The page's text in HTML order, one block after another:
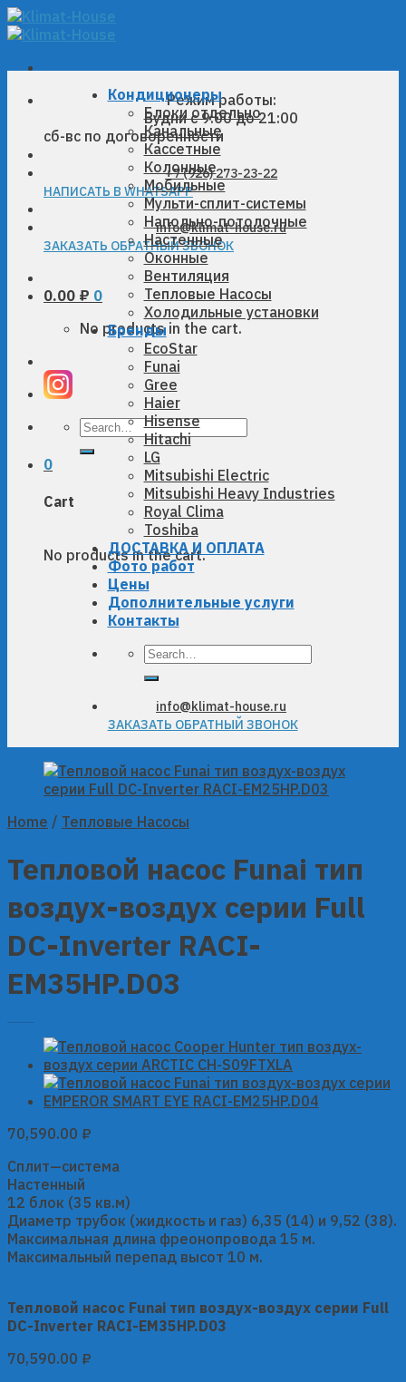
Skip
to
Режим работы:
Будни с 9:00 до 21:00
сб-вс по договоренности
+7 (926) 273-23-22
НАПИСАТЬ В WHATSAPP
info@klimat-house.ru
ЗАКАЗАТЬ ОБРАТНЫЙ ЗВОНОК
0.00 ₽ 0
No products in the cart.
Search
0
Cart
No products in the cart.
Кондиционеры
Блоки отдельно
Канальные
Кассетные
Колонные
Мобильные
Мульти-сплит-системы
Напольно-потолочные
Настенные
Оконные
Вентиляция
Тепловые Насосы
Холодильные установки
Бренды
EcoStar
Funai
Gree
Haier
Hisense
Hitachi
LG
Mitsubishi Electric
Mitsubishi Heavy Industries
Royal Clima
Toshiba
ДОСТАВКА И ОПЛАТА
Фото работ
Цены
Дополнительные услуги
Контакты
Search
info@klimat-house.ru
ЗАКАЗАТЬ ОБРАТНЫЙ ЗВОНОК
Home / Тепловые Насосы
Тепловой насос Funai тип
воздух-воздух серии Full
DC-Inverter RACI-
EM35HP.D03
70,590.00 ₽
Сплит—система
Настенный
12 блок (35 кв.м)
Диаметр трубок (жидкость и газ) 6,35 (14) и 9,52 (38).
Максимальная длина фреонопровода 15 м.
Максимальный перепад высот 10 м.
Тепловой насос Funai тип воздух-воздух серии Full
DC-Inverter RACI-EM35HP.D03
70,590.00 ₽